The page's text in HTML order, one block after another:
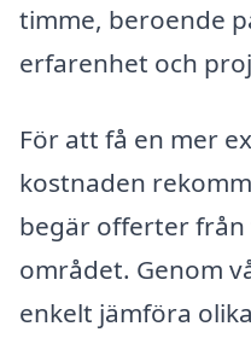
timme, beroende
erfarenhet och
För att få en mer
kostnaden
begär offerter från
området. Genom
enkelt jämföra